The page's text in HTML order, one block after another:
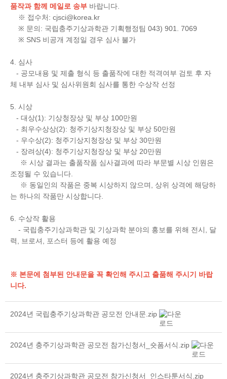
품작과 함께 메일로 송부 바랍니다.
※ 접수처: cjsci@korea.kr
※ 문의: 국립충주기상과학관 기획행정팀 043) 901. 7069
※ SNS 비공개 계정일 경우 심사 불가
4. 심사
- 공모내용 및 제출 형식 등 출품작에 대한 적격여부 검토 후 자
체 내부 심사 및 심사위원회 심사를 통한 수상작 선정
5. 시상
- 대상(1): 기상청장상 및 부상 100만원
- 최우수상상(2): 청주기상지청장상 및 부상 50만원
- 우수상(2): 청주기상지청장상 및 부상 30만원
- 장려상(4): 청주기상지청장상 및 부상 20만원
※ 시상 결과는 출품작품 심사결과에 따라 부문별 시상 인원은
조정될 수 있습니다.
※ 동일인의 작품은 중복 시상하지 않으며, 상위 상격에 해당하
는 하나의 작품만 시상합니다.​
6. 수상작 활용
- 국립충주기상과학관 및 기상과학 분야의 홍보를 위해 전시, 달
력, 브로셔, 포스터 등에 활용 예정
※ 본문에 첨부된 안내문을 꼭 확인해 주시고 출품해 주시기 바랍
니다.
2024년 국립충주기상과학관 공모전 안내문.zip
2024년 충주기상과학관 공모전 참가신청서_숏폼서식.zip
2024년 충주기상과학관 공모전 참가신청서_인스타툰서식.zip